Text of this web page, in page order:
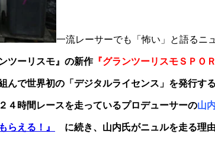
一流レーサーでも「怖い」と語るニ
ツーリスモ』の新作『グランツーリスモＳＰＯＲ
で世界初の「デジタルライセンス」を発行する
４時間レースを走っているプロデューサーの山
らえる！』 に続き、山内氏がニュルを走る理